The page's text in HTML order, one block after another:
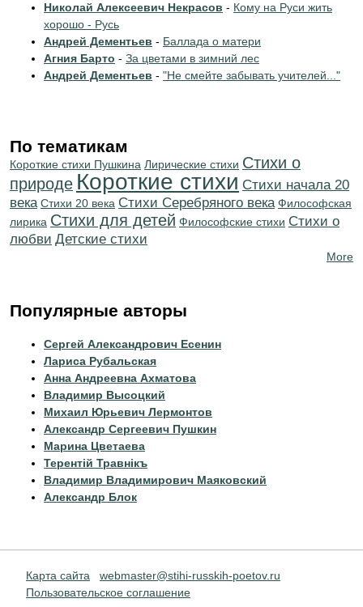
Николай Алексеевич Некрасов - Кому на Руси жить
хорошо - Русь
Андрей Дементьев - Баллада о матери
Агния Барто - За цветами в зимний лес
Андрей Дементьев - "Не смейте забывать учителей..."
По тематикам
Короткие стихи Пушкина Лирические стихи Стихи о
природе Короткие стихи Cтихи начала 20
века Стихи 20 века Cтихи Серебряного века Философская
лирика Стихи для детей Философские стихи Стихи о
любви Детские стихи
More
Популярные авторы
Сергей Александрович Есенин
Лариса Рубальская
Анна Андреевна Ахматова
Владимир Высоцкий
Михаил Юрьевич Лермонтов
Александр Сергеевич Пушкин
Марина Цветаева
Терентiй Травнiкъ
Владимир Владимирович Маяковский
Александр Блок
Карта сайта
webmaster@stihi-russkih-poetov.ru
Пользовательское соглашение